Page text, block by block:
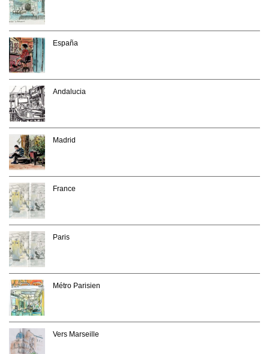
España
Andalucia
Madrid
France
Paris
Métro Parisien
Vers Marseille